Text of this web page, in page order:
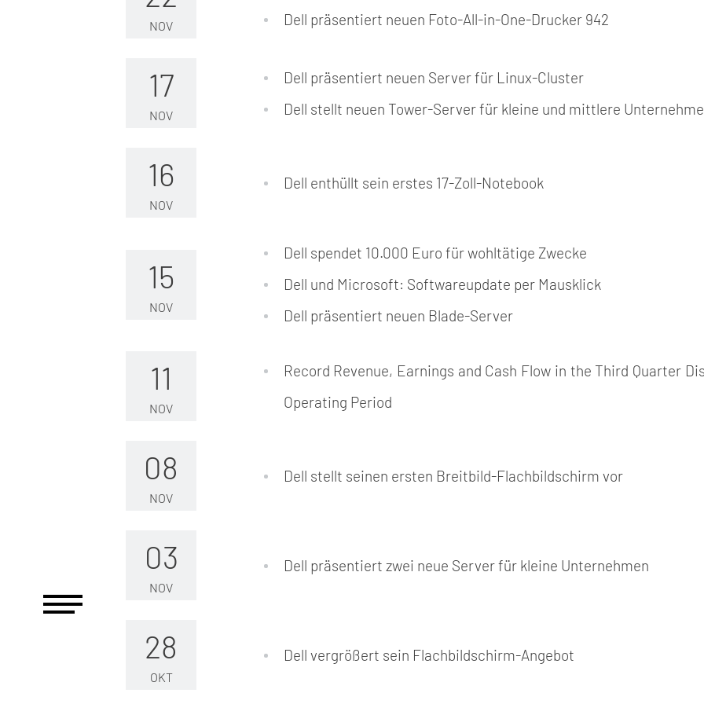
NOV Dell präsentiert neuen Foto-All-in-One-Drucker 942
17
NOV
Dell präsentiert neuen Server für Linux-Cluster
Dell stellt neuen Tower-Server für kleine und mittlere
16
NOV
Dell enthüllt sein erstes 17-Zoll-Notebook
15
NOV
Dell spendet 10.000 Euro für wohltätige Zwecke
Dell und Microsoft: Softwareupdate per Mausklick
Dell präsentiert neuen Blade-Server
11
NOV
Record Revenue, Earnings and Cash Flow in the Third Quarter
Operating Period
08
NOV
Dell stellt seinen ersten Breitbild-Flachbildschirm vor
03
NOV
Dell präsentiert zwei neue Server für kleine Unternehmen
28
OKT
Dell vergrößert sein Flachbildschirm-Angebot